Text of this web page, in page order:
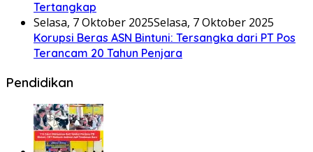
Tertangkap
Selasa, 7 Oktober 2025Selasa, 7 Oktober 2025
Korupsi Beras ASN Bintuni: Tersangka dari PT Pos
Terancam 20 Tahun Penjara
Pendidikan